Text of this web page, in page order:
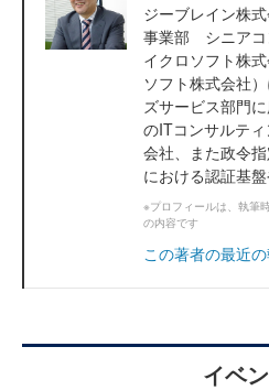
ジーブレイン株
事業部 シニアコ
イクロソフト株
ソフト株式会社
ズサービス部門
のITコンサルテ
会社、また政令
における認証基
※プロフィールは、執筆
の内容です
この著者の最近
イベ